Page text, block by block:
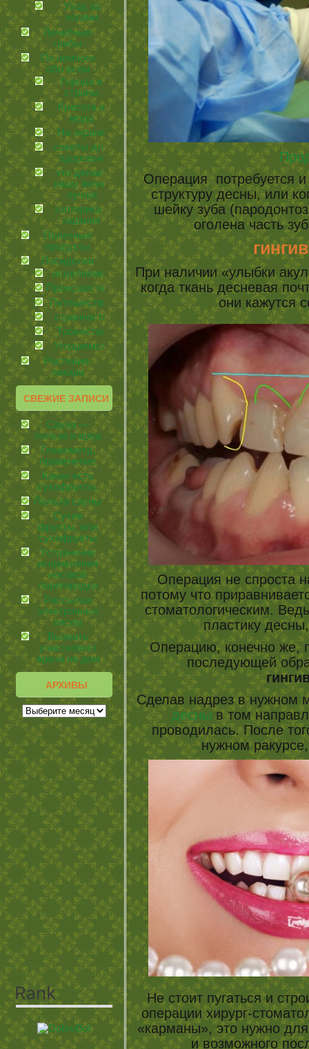
Уход за
ногами
Лечебные
грибы
По немного
обо всем
Города и
страны
Красота и
мода
На экране
советы для
здоровья
что делает
нашу жизнь
лучше
эзотерика и
гадания
Полезные
продукты
Посиделки
иcцеляемся
Происшествия
Путешествия
странности
Торжества
Угощаемся!
Растения-
лекари
СВЕЖИЕ ЗАПИСИ
Сауна —
польза и вред
Глюкометр,
применение
Какие есть
сухофрукты.
Польза сауны
Сухие
фрукты, или
сухофрукты
Устранение
искривления
носовой
перегородки
Рассылка
электронных
писем
Вызвать
участкового
врача на дом
АРХИВЫ
Операция потребуется
структуру десны, или
шейку зуба
оголена часть
При наличии «улыбки
когда ткань десневая
они кажутся
Операция не спроста
потому что
стоматологическим.
пластику
Операцию, конечно же,
последующей
Сделав надрез в нужном
десныв том
проводилась. После
нужном
Не стоит пугаться и
операции хирург-
«карманы», это нужно
и возможного